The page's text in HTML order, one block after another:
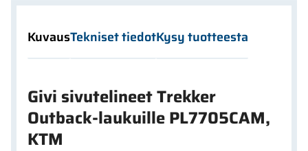
KuvausTekniset tiedotKysy tuotteesta
Givi sivutelineet Trekker
Outback-laukuille PL7705CAM,
KTM